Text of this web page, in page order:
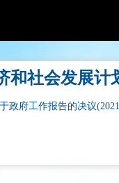
和社会发展计
政府工作报告的决议